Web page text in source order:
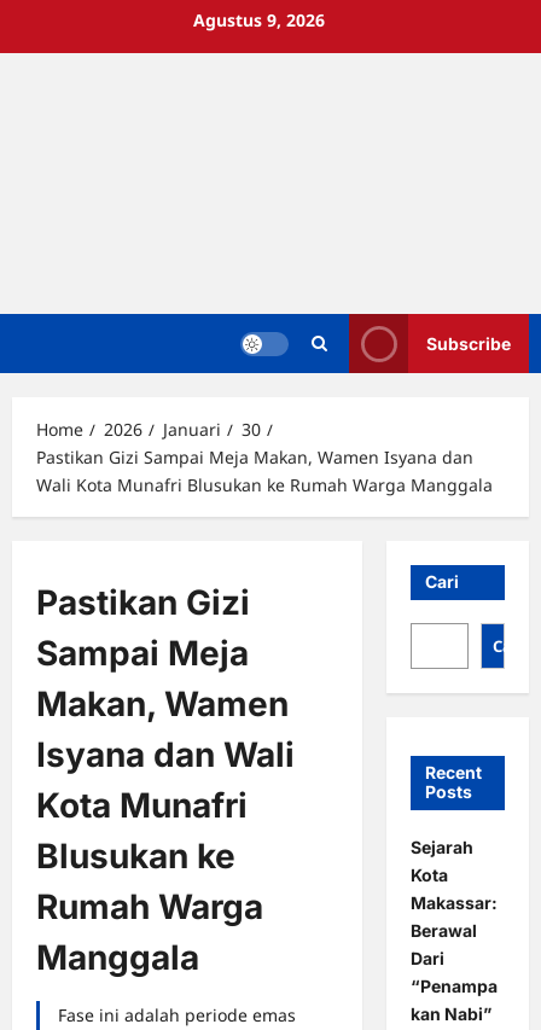
Agustus 9, 2026
Subscribe
Home 2026 Januari
30
Pastikan Gizi Sampai Meja Makan, Wamen Isyana dan
Wali Kota Munafri Blusukan ke Rumah Warga Manggala
Pastikan Gizi
Sampai Meja
Makan, Wamen
Isyana dan Wali
Kota Munafri
Blusukan ke
Rumah Warga
Manggala
Fase ini adalah periode emas
Cari
Cari
Recent
Posts
Sejarah
Kota
Makassar:
Berawal
Dari
“Penampa
kan Nabi”